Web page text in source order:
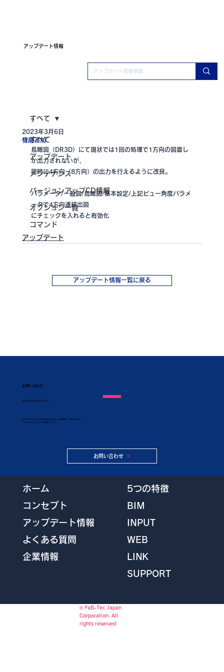
アップデート情報
アップデート情報一覧に戻る
お問い合わせ
​お気軽にお問い合わせください
お問い合わせ
すべて
アップデート
メンテナンス
バージョンアップCD情報
オプション一覧
コマンド
すべて
機能追加
2023年3月6日
鳥瞰図（DR3D）にて現状では1回の処理で1方向の図面し
か出力されないが、
同時に4方向（8方向）の出力を行えるように改良。
パラメータ/一般図/鳥瞰図/基本設定/上記ビュー角度パラメ
ータで4方向連続出図
にチェックを入れると有効化
アップデート
ホーム
コンセプト
アップデート情報
よくある質問
企業情報
5つの特徴
BIM
INPUT
WEB
LINK
SUPPORT
© FaB-Tec Japan
Corporation. All
rights reserved